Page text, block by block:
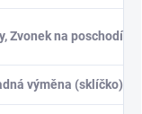
Zvonek na poschodí
výměna (sklíčko)